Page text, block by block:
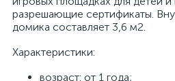
разрешающие сертификаты.
домика составляет 3,6 м2.
Характеристики:
возраст: от 1 года;